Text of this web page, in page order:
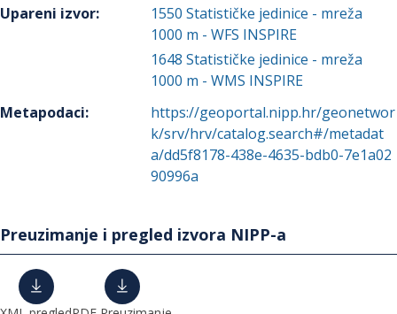
Upareni izvor: 1550 Statističke jedinice - mreža
1000 m - WFS INSPIRE
1648 Statističke jedinice - mreža
1000 m - WMS INSPIRE
Metapodaci:
https://geoportal.nipp.hr/geonetwor
k/srv/hrv/catalog.search#/metadat
a/dd5f8178-438e-4635-bdb0-7e1a02
90996a
Preuzimanje i pregled izvora NIPP-a